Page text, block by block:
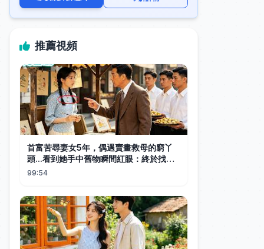
推薦視頻
首富苦尋妻女5年，偶遇賣畫救母的窮丫
頭...看到她手中舊物瞬間紅眼：終於找到
你們了！#全集短劇 #甜寵 #總裁
99:54